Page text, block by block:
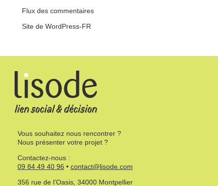
Flux des commentaires
Site de WordPress-FR
Vous souhaitez nous rencontrer ?
Nous présenter votre projet ?
Contactez-nous :
09 84 49 40 96 • contact@lisode.com
356 rue de l’Oasis, 34000 Montpellier